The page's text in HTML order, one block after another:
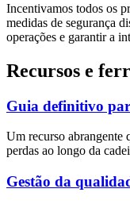
Incentivamos todos os
medidas de segurança
operações e garantir a
Recursos e
Guia definitivo
Um recurso abrangente
perdas ao longo da
Gestão da